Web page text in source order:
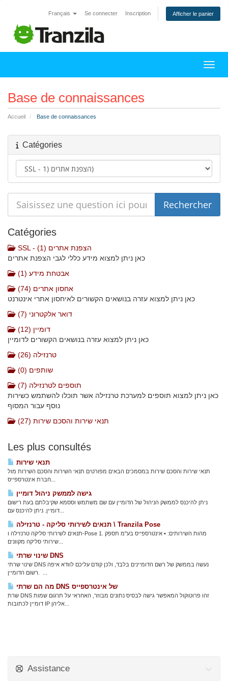
Français Se connecter Inscription Afficher le panier
Base de connaissances
Accueil Base de connaissances
Catégories
Catégories
SSL - הצפנת אתרים (1)
כאן ניתן למצוא מידע כללי לגבי הצפנת אתרים
אבטחת מידע (1)
אחסון אתרים (74)
כאן ניתן למצוא עזרה בנושאים הקשורים לאיחסון אתרי אינטרנט
דואר אלקטרוני (7)
דומיין (12)
כאן ניתן למצוא עזרה בנושאים הקשורים לדומיין
טרנזילה (26)
שותפים (0)
תוספים לטרנזילה (7)
כאן ניתן למצוא תוספים למערכת טרנזילה אשר תוכלו להשתמש כשירות
נוסף עבור המסוף
תנאי שירות והסכם שירות (27)
Les plus consultés
תנאי שירות
תנאי שירות והסכם שירות במסמכים הבאים מפורטים תנאי השירות והסכם השירות מול
גישה לממשק ניהול דומיין
ניתן להיכנס לממשק הניהול של הדומיין עם שם משתמש וססמא שקיבלתם בעת רישום
תנאים לשירותי סליקה - טרנזילה \ Tranzila Pose
תנאים לשירותי סליקה טרנזילה ו-Pose 1. מהות השירותים: • אינטרספייס בע"מ תספק
שינוי שרתי DNS
שינוי שרתי DNS נעשה בממשק של רשם הדומיינים בלבד, ולכן קודם עליכם לוודא איפה
מה הם שרתי DNS של אינטרספייס
שרת DNS זהו פרוטוקול המאפשר גישה לבסיס נתונים מבוזר, האחראי על תרגום שמות
Assistance